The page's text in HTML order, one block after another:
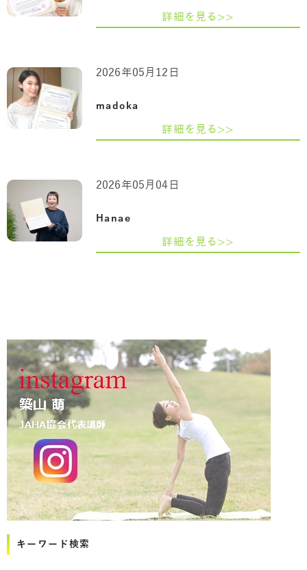
詳細を見る>>
madoka
2026年05月12日
詳細を見る>>
Hanae
2026年05月04日
詳細を見る>>
キーワード検索